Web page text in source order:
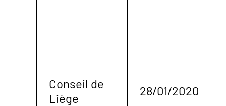
Conseil de
Liège
28/01/2020